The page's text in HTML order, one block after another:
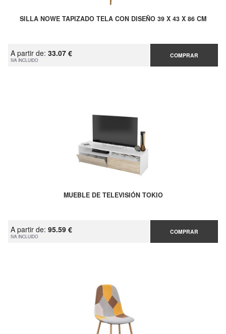
SILLA NOWE TAPIZADO TELA CON DISEÑO 39 X 43 X 86 CM
A partir de: 33.07 €
IVA INCLUIDO
COMPRAR
MUEBLE DE TELEVISIÓN TOKIO
A partir de: 95.59 €
IVA INCLUIDO
COMPRAR